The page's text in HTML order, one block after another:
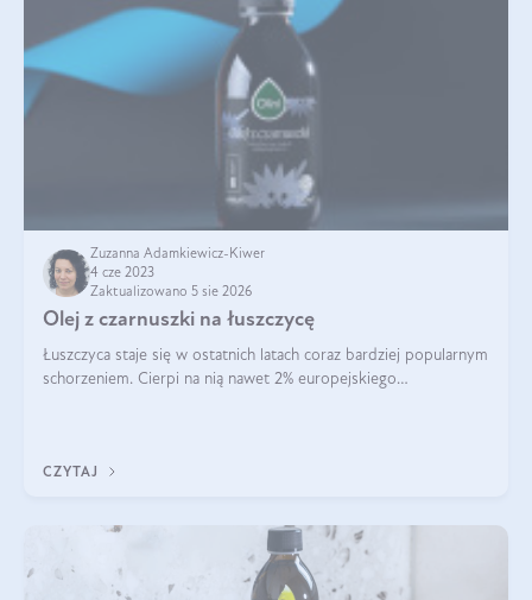
Zuzanna Adamkiewicz-Kiwer
4 cze 2023
Zaktualizowano 5 sie 2026
Olej z czarnuszki na łuszczycę
Łuszczyca staje się w ostatnich latach coraz bardziej popularnym
schorzeniem. Cierpi na nią nawet 2% europejskiego
CZYTAJ